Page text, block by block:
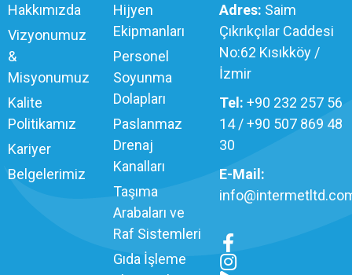
Hakkımızda
Vizyonumuz
&
Misyonumuz
Kalite
Politikamız
Kariyer
Belgelerimiz
Hijyen
Ekipmanları
Personel
Soyunma
Dolapları
Paslanmaz
Drenaj
Kanalları
Taşıma
Arabaları ve
Raf Sistemleri
Gıda İşleme
Adres: Saim
Çıkrıkçılar Caddesi
No:62 Kısıkköy /
İzmir
Tel: +90 232 257 56
14 / +90 507 869 48
30
E-Mail: